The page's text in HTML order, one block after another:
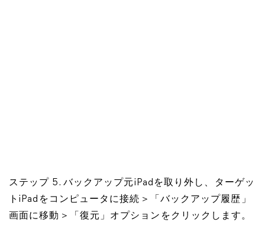
ステップ 5. バックアップ元iPadを取り外し、ターゲッ
トiPadをコンピュータに接続＞「バックアップ履歴」
画面に移動＞「復元」オプションをクリックします。